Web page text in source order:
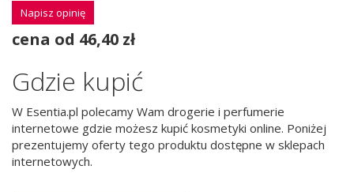
Napisz opinię
cena od 46,40 zł
Gdzie kupić
W Esentia.pl polecamy Wam drogerie i perfumerie
internetowe gdzie możesz kupić kosmetyki online. Poniżej
prezentujemy oferty tego produktu dostępne w sklepach
internetowych.